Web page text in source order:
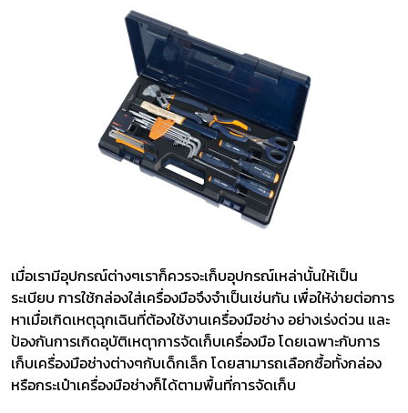
เมื่อเรามีอุปกรณ์ต่างๆเราก็ควรจะเก็บอุปกรณ์เหล่านั้นให้เป็น
ระเบียบ การใช้กล่องใส่เครื่องมือจึงจำเป็นเช่นกัน เพื่อให้ง่ายต่อการ
หาเมื่อเกิดเหตุฉุกเฉินที่ต้องใช้งานเครื่องมือช่าง อย่างเร่งด่วน และ
ป้องกันการเกิดอุบัติเหตุาการจัดเก็บเครื่องมือ โดยเฉพาะกับการ
เก็บเครื่องมือช่างต่างๆกับเด็กเล็ก โดยสามารถเลือกซื้อทั้งกล่อง
หรือกระเป๋าเครื่องมือช่างก็ได้ตามพื้นที่การจัดเก็บ